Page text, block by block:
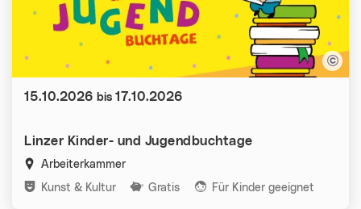
Linzer Kinder- und Jugendbuchtage
Arbeiterkammer
Kategorien:
Kunst & Kultur Gratis Für Kinder geeignet
Datum:
15.10.2026 bis 17.10.2026